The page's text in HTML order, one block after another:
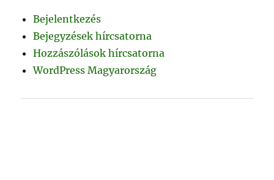
Bejelentkezés
Bejegyzések hírcsatorna
Hozzászólások hírcsatorna
WordPress Magyarország